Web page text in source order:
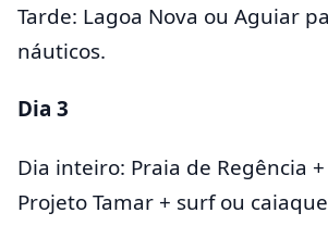
Tarde: Lagoa Nova ou Aguiar
náuticos.
Dia 3
Dia inteiro: Praia de Regência
Projeto Tamar + surf ou